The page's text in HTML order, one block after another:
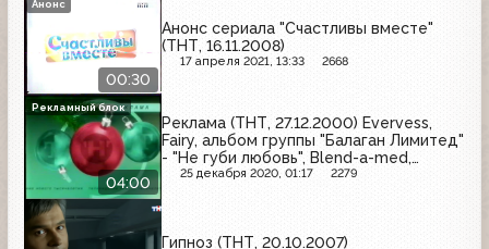
00:30
Анонс сериала "Счастливы вместе"
(ТНТ, 16.11.2008)
17 апреля 2021, 13:33 2668
Анонс
04:00
Реклама (ТНТ, 27.12.2000) Evervess,
Fairy, альбом группы "Балаган Лимитед"
- "Не губи любовь", Blend-a-med,
M&M's, Camay, Майский чай, Secret,
25 декабря 2020, 01:17 2279
Рекламный блок
Гипноз (ТНТ, 20.10.2007)